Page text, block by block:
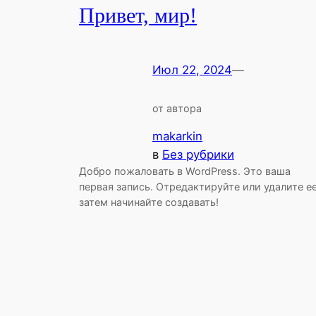
Привет, мир!
Июл 22, 2024—
от автора
makarkin
в Без рубрики
Добро пожаловать в WordPress. Это ваша
первая запись. Отредактируйте или удалите
затем начинайте создавать!